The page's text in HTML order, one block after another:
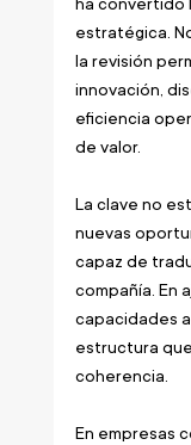
ha convertido
estratégica.
la revisión
innovación,
eficiencia
de valor.
La clave no
nuevas
capaz de
compañía. En
capacidades
estructura
coherencia.
En empresas